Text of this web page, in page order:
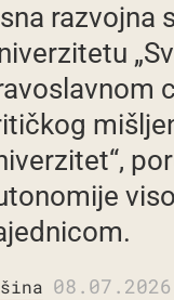
razvojna